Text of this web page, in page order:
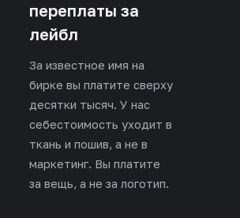
переплаты за
лейбл
За известное имя на
бирке вы платите сверху
десятки тысяч. У нас
себестоимость уходит в
ткань и пошив, а не в
маркетинг. Вы платите
за вещь, а не за логотип.